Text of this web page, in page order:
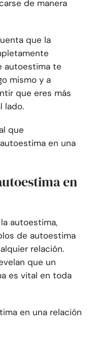
de manera
que la
autoestima te
mismo y a
que eres más
lado.
que
en una
en
autoestima,
de autoestima
relación.
que un
es vital en toda
en una relación